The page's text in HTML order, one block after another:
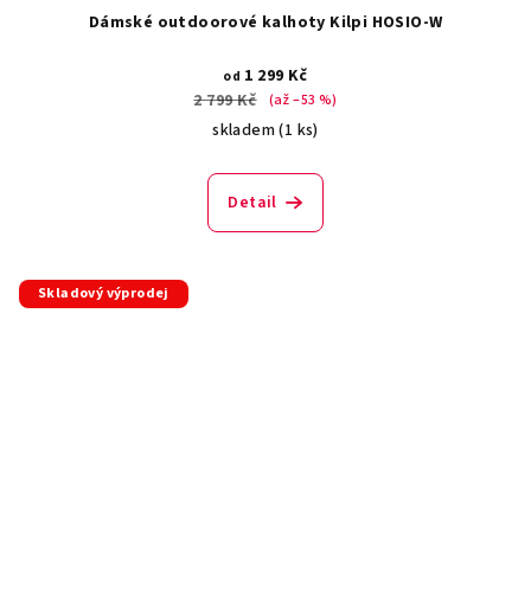
Dámské outdoorové kalhoty Kilpi HOSIO-W
od 1 299 Kč
2 799 Kč
(až –53 %)
skladem(1 ks)
Detail
Skladový výprodej